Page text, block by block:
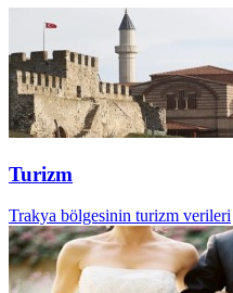
Turizm
Trakya bölgesinin turizm verileri